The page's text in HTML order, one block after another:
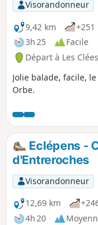
Visorandonneur
9,42 km
+251
3h 25
Facile
Départ à Les
Jolie balade, facile,
Orbe.
Eclépens -
d'Entreroches
Visorandonneur
12,69 km
4h 20